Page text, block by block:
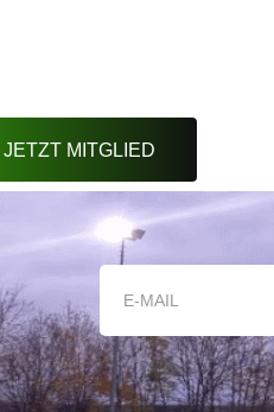
MITGLIED